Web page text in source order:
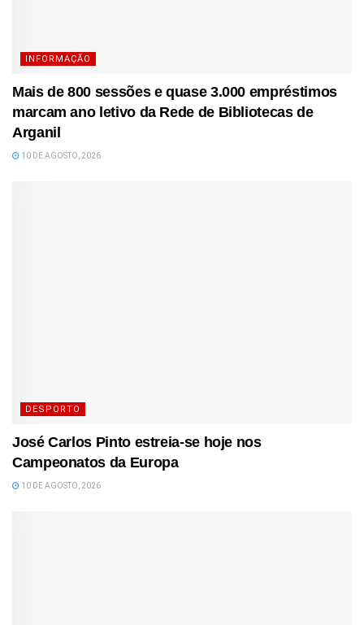
INFORMAÇÃO
Mais de 800 sessões e quase 3.000 empréstimos
marcam ano letivo da Rede de Bibliotecas de
Arganil
10 DE AGOSTO, 2026
DESPORTO
José Carlos Pinto estreia-se hoje nos
Campeonatos da Europa
10 DE AGOSTO, 2026